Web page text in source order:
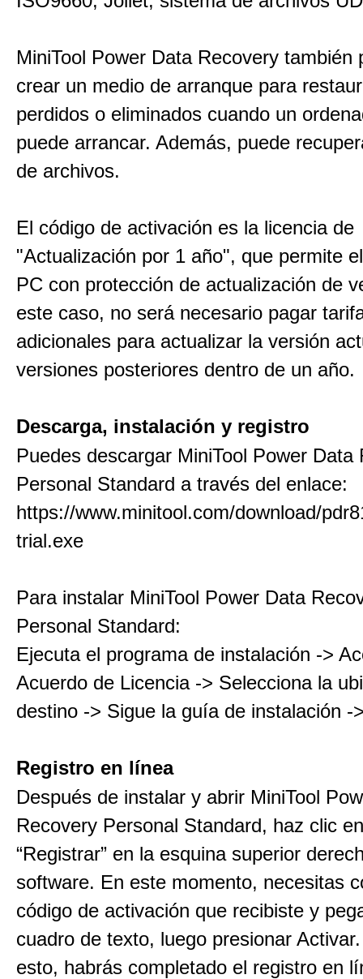
MiniTool Power Data Recovery también
crear un medio de arranque para
perdidos o eliminados cuando un
puede arrancar. Además, puede
de archivos.
El código de activación es la licencia de
"Actualización por 1 año", que permite
PC con protección de actualización de
este caso, no será necesario pagar
adicionales para actualizar la versión
versiones posteriores dentro de un año.
Descarga, instalación y registro
Puedes descargar MiniTool Power Data
Personal Standard a través del enlace:
https://www.minitool.com/download/
trial.exe
Para instalar MiniTool Power Data
Personal Standard:
Ejecuta el programa de instalación ->
Acuerdo de Licencia -> Selecciona la
destino -> Sigue la guía de instalación -
Registro en línea
Después de instalar y abrir MiniTool
Recovery Personal Standard, haz clic
“Registrar” en la esquina superior
software. En este momento, necesitas
código de activación que recibiste y
cuadro de texto, luego presionar
esto, habrás completado el registro en